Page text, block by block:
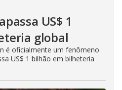
US$ 1
global
é oficialmente um fenômeno
US$ 1 bilhão em bilheteria